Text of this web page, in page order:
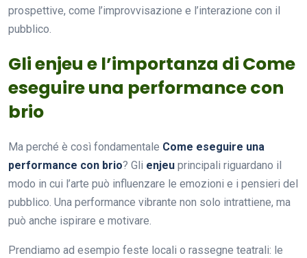
prospettive, come l’improvvisazione e l’interazione con il
pubblico.
Gli enjeu e l’importanza di Come
eseguire una performance con
brio
Ma perché è così fondamentale Come eseguire una
performance con brio? Gli enjeu principali riguardano il
modo in cui l’arte può influenzare le emozioni e i pensieri del
pubblico. Una performance vibrante non solo intrattiene, ma
può anche ispirare e motivare.
Prendiamo ad esempio feste locali o rassegne teatrali: le